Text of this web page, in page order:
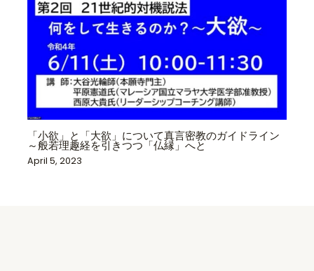
「小欲」と「大欲」について真言密教のガイドライン
～般若理趣経を引きつつ「仏縁」へと
April 5, 2023